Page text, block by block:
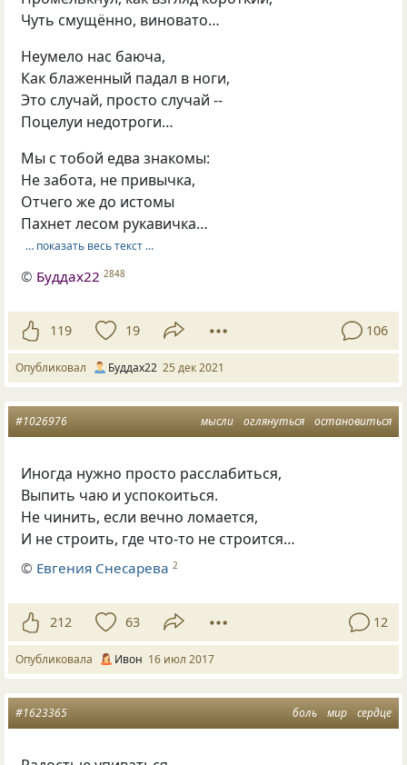
Чуть смущённо, виновато…
Неумело нас баюча,
Как блаженный падал в ноги,
Это случай, просто случай --
Поцелуи недотроги…
Мы с тобой едва знакомы:
Не забота, не привычка,
Отчего же до истомы
Пахнет лесом рукавичка…
… показать весь текст …
© Буддах22 2848
119 19 106
Опубликовал Буддах22 25 дек 2021
мысли оглянуться остановиться
#1026976
Иногда нужно просто расслабиться,
Выпить чаю и успокоиться.
Не чинить, если вечно ломается,
И не строить, где что-то не строится…
© Евгения Снесарева 2
212 63 12
Опубликовала Ивон 16 июл 2017
боль мир сердце
#1623365